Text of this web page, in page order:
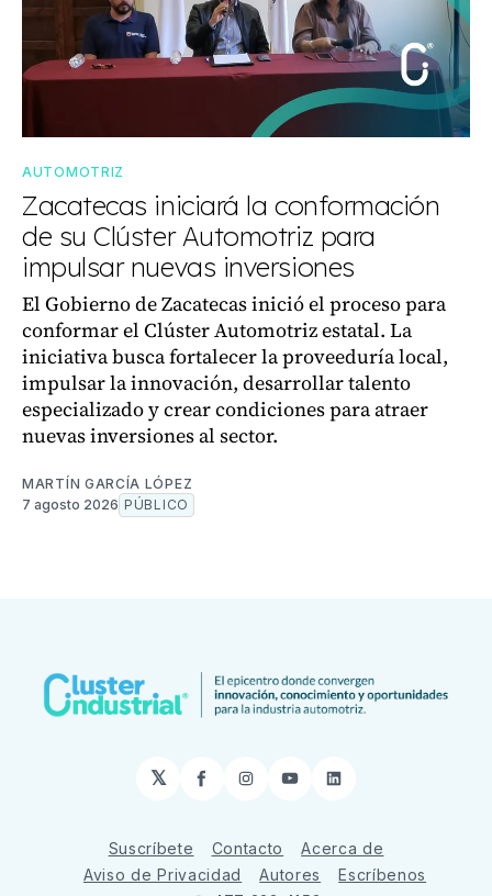
AUTOMOTRIZ
Zacatecas iniciará la conformación
de su Clúster Automotriz para
impulsar nuevas inversiones
El Gobierno de Zacatecas inició el proceso para
conformar el Clúster Automotriz estatal. La
iniciativa busca fortalecer la proveeduría local,
impulsar la innovación, desarrollar talento
especializado y crear condiciones para atraer
nuevas inversiones al sector.
MARTÍN GARCÍA LÓPEZ
7 agosto 2026 PÚBLICO
𝕏 Facebook
Instagram
YouTubeLinkedIn
Suscríbete Contacto
Acerca de
Aviso de Privacidad
Autores
Escríbenos